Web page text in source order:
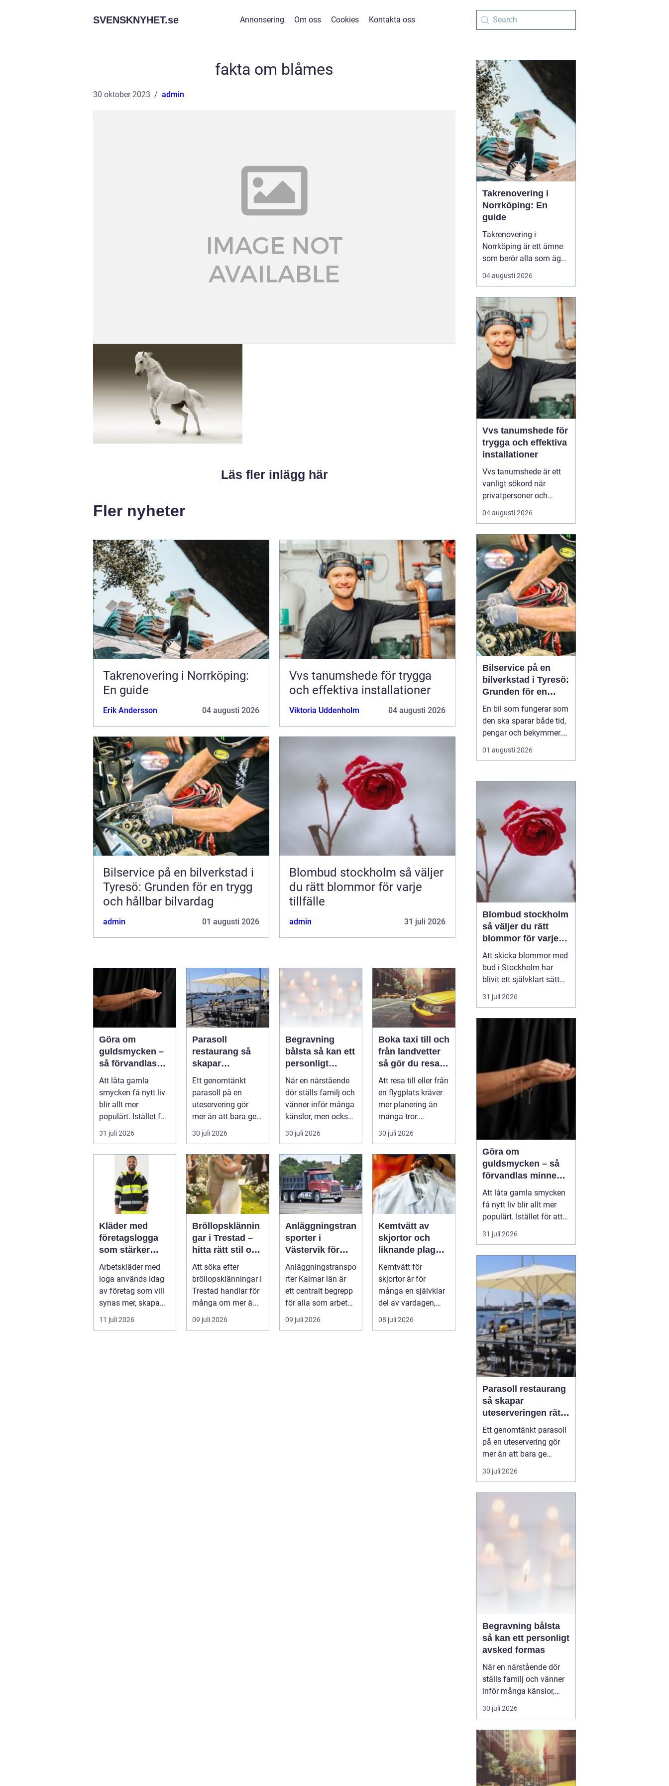
SVENSKNYHET.se Annonsering Om oss Cookies Kontakta oss
fakta om blåmes
30 oktober 2023 admin
Läs fler inlägg här
Fler nyheter
Takrenovering i Norrköping:
En guide
Erik Andersson 04 augusti 2026
Vvs tanumshede för trygga
och effektiva installationer
Viktoria Uddenholm 04 augusti 2026
Bilservice på en bilverkstad i
Tyresö: Grunden för en trygg
och hållbar bilvardag
admin 01 augusti 2026
Blombud stockholm så väljer
du rätt blommor för varje
tillfälle
admin 31 juli 2026
Göra om
guldsmycken –
så förvandlas
minnen till nya
favoriter
Att låta gamla
smycken få nytt liv
blir allt mer
populärt. Istället för
a...
31 juli 2026
Parasoll
restaurang så
skapar
uteserveringen
rätt känsla året
runt
Ett genomtänkt
parasoll på en
uteservering gör
mer än att bara ge
skugga. Det
påverkar hur länge
gäs...
30 juli 2026
Begravning
bålsta så kan ett
personligt
avsked formas
När en närstående
dör ställs familj och
vänner inför många
känslor, men också
praktiska beslut. En
b...
30 juli 2026
Boka taxi till och
från landvetter
så gör du resan
trygg och
smidig
Att resa till eller från
en flygplats kräver
mer planering än
många tror.
Flygtider, packning,
säker...
30 juli 2026
Kläder med
företagslogga
som stärker
varumärket
varje dag
Arbetskläder med
loga används idag
av företag som vill
synas mer, skapa
stolthet inte...
11 juli 2026
Bröllopsklännin
gar i Trestad –
hitta rätt stil och
passform inför
den stora dagen
Att söka efter
bröllopsklänningar i
Trestad handlar för
många om mer ä...
09 juli 2026
Anläggningstran
sporter i
Västervik för
effektiva
byggprojekt
Anläggningstranspo
rter Kalmar län är
ett centralt begrepp
för alla som arbetar
m...
09 juli 2026
Kemtvätt av
skjortor och
liknande plagg:
Så fungerar
professionell
klädvård i
praktiken
Kemtvätt för
skjortor är för
många en självklar
del av vardagen,
men ...
08 juli 2026
Takrenovering i
Norrköping: En
guide
Takrenovering i
Norrköping är ett ämne
som berör alla som äger
hus, radhus eller
flerfamiljshus i området.
viktigaste skydd mot
regn, snö och fukt, och
en i tid genomförd
renovering kan sp...
04 augusti 2026
Vvs tanumshede för
trygga och effektiva
installationer
Vvs tanumshede är ett
vanligt sökord när
privatpersoner och
företag behöver hjälp
med värme, vatten och
Många undrar vad som
skiljer en seriös vvs
partner från en tillfällig
lösning, hur en
installation bör gå till
och vilka...
04 augusti 2026
Bilservice på en
bilverkstad i Tyresö:
Grunden för en
trygg och hållbar
bilvardag
En bil som fungerar som
den ska sparar både tid,
pengar och bekymmer.
För många förare blir
servicefrågan ändå
tills en varningslampa
känns fel. Ge...
01 augusti 2026
Blombud stockholm
så väljer du rätt
blommor för varje
tillfälle
Att skicka blommor med
bud i Stockholm har
blivit ett självklart sätt
att visa omtanke, fira
stora händelser eller
svårt att formulera i ord.
sekunder, oavsett om
mottagaren befinner sig
på konto...
31 juli 2026
Göra om
guldsmycken – så
förvandlas minnen
till nya favoriter
Att låta gamla smycken
få nytt liv blir allt mer
populärt. Istället för att
låta arvegods ligga i en
låda kan de formas om
passar stilen i dag och
bär med sig historien.
N&au...
31 juli 2026
Parasoll restaurang
så skapar
uteserveringen rätt
känsla året runt
Ett genomtänkt parasoll
på en uteservering gör
mer än att bara ge
skugga. Det påverkar hur
länge gästerna stannar,
och om de väljer att
komma tillbaka. När
kraven på komfort,
30 juli 2026
Begravning bålsta
så kan ett personligt
avsked formas
När en närstående dör
ställs familj och vänner
inför många känslor,
men också praktiska
beslut.
ceremoni i någon av
Håbo församlings kyrkor
eller ka...
30 juli 2026